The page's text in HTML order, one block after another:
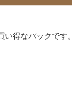
得なパックです。